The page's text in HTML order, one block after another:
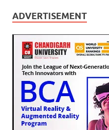
ADVERTISEMENT